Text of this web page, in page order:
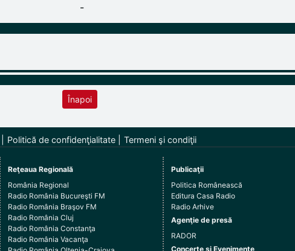
-
Înapoi
Politică de confidenţialitate Termeni şi condiţii
Reţeaua Regională
România Regional
Radio România Bucureşti FM
Radio România Braşov FM
Radio România Cluj
Radio România Constanţa
Radio România Vacanţa
Publicaţii
Politica Românească
Editura Casa Radio
Radio Arhive
Agenţie de presă
RADOR
Concerte şi Evenimente